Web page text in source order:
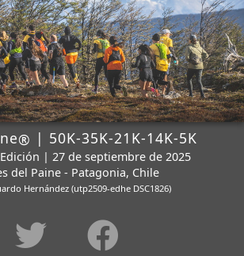
® | 50K-35K-21K-14K-5K
| 27 de septiembre de 2025
del Paine - Patagonia, Chile
Hernández (utp2509-edhe DSC1826)